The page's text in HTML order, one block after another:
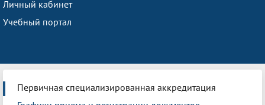
Личный кабинет
Учебный портал
Первичная специализированная аккредитация